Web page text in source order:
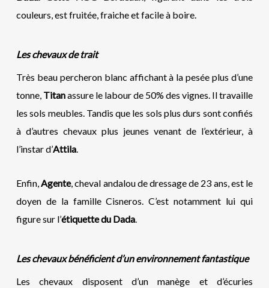
couleurs, est fruitée, fraiche et facile à boire.
Les chevaux de trait
Très beau percheron blanc affichant à la pesée plus d’une
tonne, Titanassure le labour de 50% des vignes. Il travaille
les sols meubles. Tandis que les sols plus durs sont confiés
à d’autres chevaux plus jeunes venant de l’extérieur, à
l’instar d’Attila.
Enfin,Agente, cheval andalou de dressage de 23 ans, est le
doyen de la famille Cisneros. C’est notamment lui qui
figure sur l’étiquette du Dada.
Les chevaux bénéficient d’un environnement fantastique
Les chevaux disposent d’un manège et d’écuries